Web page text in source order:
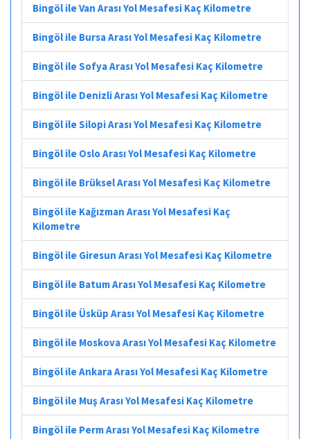
Bingöl ile Van Arası Yol Mesafesi Kaç Kilometre
Bingöl ile Bursa Arası Yol Mesafesi Kaç Kilometre
Bingöl ile Sofya Arası Yol Mesafesi Kaç Kilometre
Bingöl ile Denizli Arası Yol Mesafesi Kaç Kilometre
Bingöl ile Silopi Arası Yol Mesafesi Kaç Kilometre
Bingöl ile Oslo Arası Yol Mesafesi Kaç Kilometre
Bingöl ile Brüksel Arası Yol Mesafesi Kaç Kilometre
Bingöl ile Kağızman Arası Yol Mesafesi Kaç
Kilometre
Bingöl ile Giresun Arası Yol Mesafesi Kaç Kilometre
Bingöl ile Batum Arası Yol Mesafesi Kaç Kilometre
Bingöl ile Üsküp Arası Yol Mesafesi Kaç Kilometre
Bingöl ile Moskova Arası Yol Mesafesi Kaç Kilometre
Bingöl ile Ankara Arası Yol Mesafesi Kaç Kilometre
Bingöl ile Muş Arası Yol Mesafesi Kaç Kilometre
Bingöl ile Perm Arası Yol Mesafesi Kaç Kilometre